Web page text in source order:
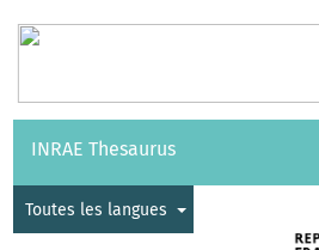
Vocabulaires API
INRAE Thesaurus
Toutes les langues